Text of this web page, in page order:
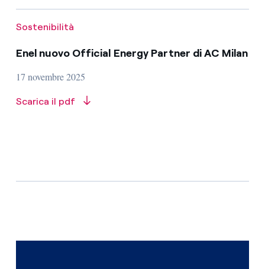
Sostenibilità
Enel nuovo Official Energy Partner di AC Milan
17 novembre 2025
Scarica il pdf